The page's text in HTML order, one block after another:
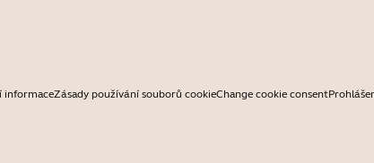
informaceZásady používání souborů cookieChange cookie consent